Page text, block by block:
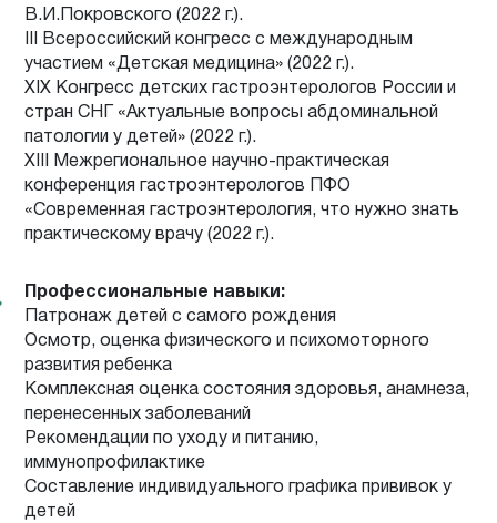
В.И.Покровского (2022 г.).
III Всероссийский конгресс с международным
участием «Детская медицина» (2022 г.).
ХIX Конгресс детских гастроэнтерологов России и
стран СНГ «Актуальные вопросы абдоминальной
патологии у детей» (2022 г.).
XIII Межрегиональное научно-практическая
конференция гастроэнтерологов ПФО
«Современная гастроэнтерология, что нужно знать
практическому врачу (2022 г.).
Профессиональные навыки:
Патронаж детей с самого рождения
Осмотр, оценка физического и психомоторного
развития ребенка
Комплексная оценка состояния здоровья, анамнеза,
перенесенных заболеваний
Рекомендации по уходу и питанию,
иммунопрофилактике
Составление индивидуального графика прививок у
детей